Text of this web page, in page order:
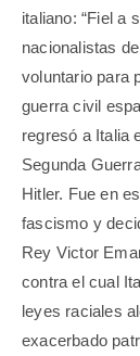
italiano: “Fiel a
nacionalistas
voluntario para
guerra civil
regresó a Italia
Segunda
Hitler. Fue en
fascismo y
Rey Victor
contra el cual
leyes raciales
exacerbado